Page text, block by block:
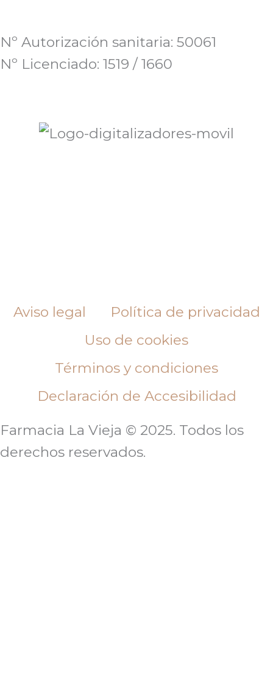
Nº Autorización sanitaria: 50061
Nº Licenciado: 1519 / 1660
Aviso legal
Política de privacidad
Uso de cookies
Términos y condiciones
Declaración de Accesibilidad
Farmacia La Vieja © 2025. Todos los
derechos reservados.